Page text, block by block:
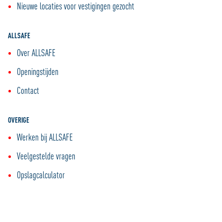
Nieuwe locaties voor vestigingen gezocht
ALLSAFE
Over ALLSAFE
Openingstijden
Contact
OVERIGE
Werken bij ALLSAFE
Veelgestelde vragen
Opslagcalculator